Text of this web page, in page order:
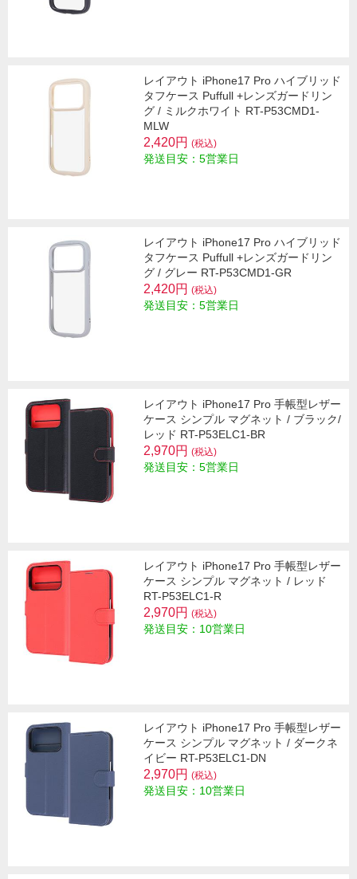
レイアウト iPhone17 Pro ハイブリッド
タフケース Puffull +レンズガードリン
グ / ミルクホワイト RT-P53CMD1-
MLW
2,420円 (税込)
発送目安：5営業日
レイアウト iPhone17 Pro ハイブリッド
タフケース Puffull +レンズガードリン
グ / グレー RT-P53CMD1-GR
2,420円 (税込)
発送目安：5営業日
レイアウト iPhone17 Pro 手帳型レザー
ケース シンプル マグネット / ブラック/
レッド RT-P53ELC1-BR
2,970円 (税込)
発送目安：5営業日
レイアウト iPhone17 Pro 手帳型レザー
ケース シンプル マグネット / レッド
RT-P53ELC1-R
2,970円 (税込)
発送目安：10営業日
レイアウト iPhone17 Pro 手帳型レザー
ケース シンプル マグネット / ダークネ
イビー RT-P53ELC1-DN
2,970円 (税込)
発送目安：10営業日